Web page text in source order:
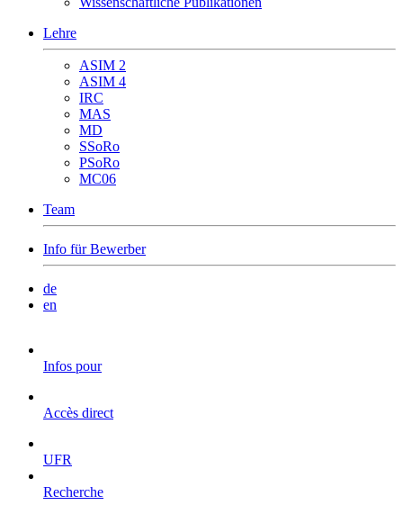
Lehre
ASIM 2
ASIM 4
IRC
MAS
MD
SSoRo
PSoRo
MC06
Team
Info für Bewerber
de
en
Infos pour
Accès direct
UFR
Recherche